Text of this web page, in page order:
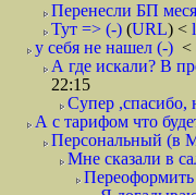
Перенесли БП
Тут => (-) (URL) <
у себя не нашел (-) <
А где искали? В
22:15
Супер ,спасибо,
А с тарифом что
Персональный (в
Мне сказали в